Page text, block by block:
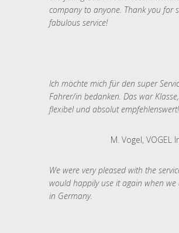
company to anyone. Thank you for
fabulous service!
Ich möchte mich für den super
Fahrer/in bedanken. Das war
flexibel und absolut empfehlenswert!
M. Vogel, VOGEL
We were very pleased with the
would happily use it again when we
in Germany.